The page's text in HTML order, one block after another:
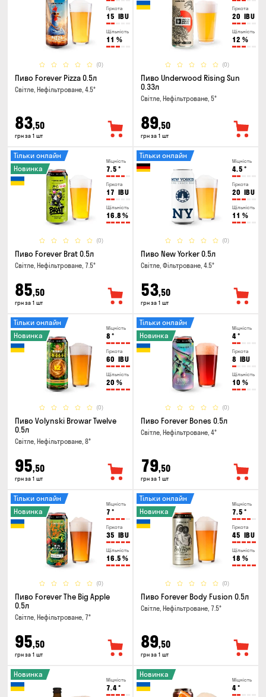
Гіркота
15 IBU
Щільність
11 %
(0)
Пиво Forever Pizza 0.5л
Світле, Нефільтроване, 4.5°
83,50
грн за 1 шт
Гіркота
20 IBU
Щільність
12 %
(0)
Пиво Underwood Rising Sun
0.33л
Світле, Нефільтроване, 5°
89,50
грн за 1 шт
Міцність
7.5 °
Гіркота
17 IBU
Щільність
16.8 %
(0)
Тільки онлайн
Новинка
Пиво Forever Brat 0.5л
Світле, Нефільтроване, 7.5°
85,50
грн за 1 шт
Міцність
4.5 °
Гіркота
20 IBU
Щільність
11 %
(0)
Тільки онлайн
Пиво New Yorker 0.5л
Світле, Фільтроване, 4.5°
53,50
грн за 1 шт
Міцність
8 °
Гіркота
60 IBU
Щільність
20 %
(0)
Тільки онлайн
Новинка
Пиво Volynski Browar Twelve
0.5л
Світле, Нефільтроване, 8°
95,50
грн за 1 шт
Міцність
4°
Гіркота
8 IBU
Щільність
10 %
(0)
Тільки онлайн
Новинка
Пиво Forever Bones 0.5л
Світле, Нефільтроване, 4°
79,50
грн за 1 шт
Міцність
7 °
Гіркота
35 IBU
Щільність
16.5 %
(0)
Тільки онлайн
Новинка
Пиво Forever The Big Apple
0.5л
Світле, Нефільтроване, 7°
95,50
грн за 1 шт
Міцність
7.5 °
Гіркота
45 IBU
Щільність
18 %
(0)
Тільки онлайн
Новинка
Пиво Forever Body Fusion 0.5л
Світле, Нефільтроване, 7.5°
89,50
грн за 1 шт
Міцність
7.4°
Новинка
Міцність
4°
Новинка